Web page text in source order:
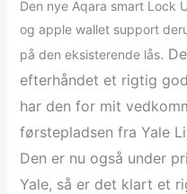
Den nye Aqara smart Lock
og apple wallet support
på den eksisterende lås.
efterhåndet et rigtig
har den for mit
førstepladsen fra Yale
Den er nu også under
Yale, så er det klart et